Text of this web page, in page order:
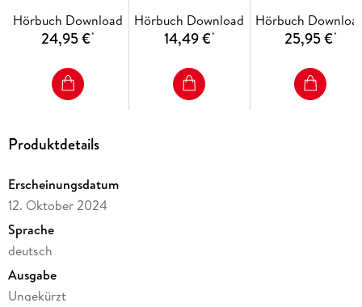
Hörbuch Download
24,95 €*
Hörbuch Download
14,49 €*
Hörbuch
25,95 €*
Produktdetails
Erscheinungsdatum
12. Oktober 2024
Sprache
deutsch
Ausgabe
Ungekürzt